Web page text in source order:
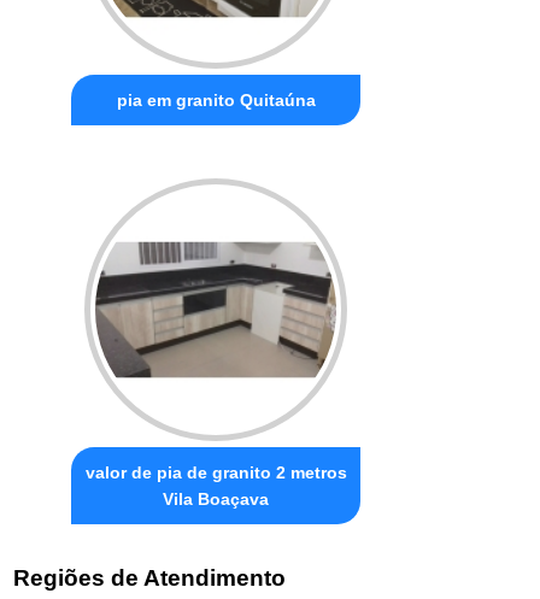
pia em granito Quitaúna
valor de pia de granito 2 metros
Vila Boaçava
Regiões de Atendimento